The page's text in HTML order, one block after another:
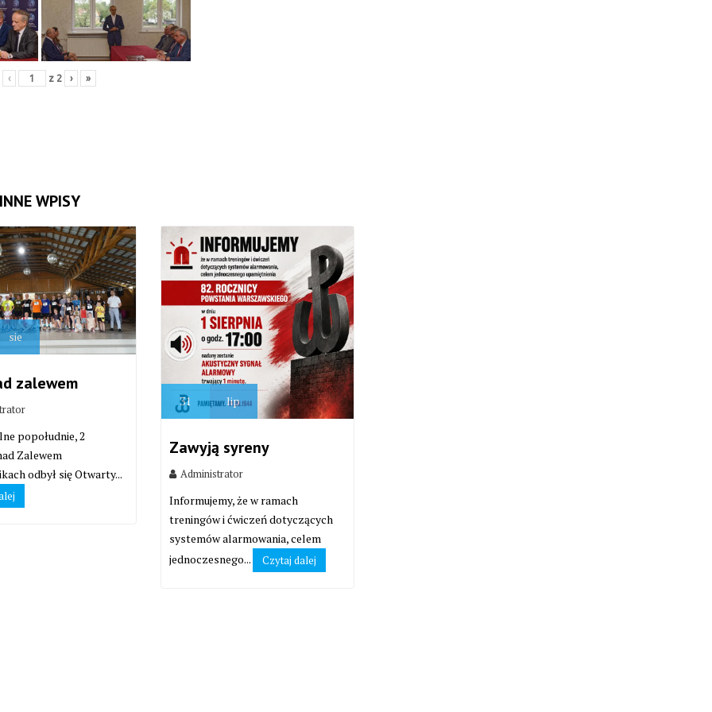
‹ z 2 › »
INNE WPISY
sie
zalewem
popołudnie, 2
Zalewem
odbył się Otwarty...
31 lip
Zawyją syreny
Administrator
Informujemy, że w ramach
treningów i ćwiczeń dotyczących
systemów alarmowania, celem
jednoczesnego...
Czytaj dalej